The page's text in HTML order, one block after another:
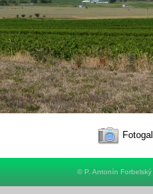
© P. Antonín